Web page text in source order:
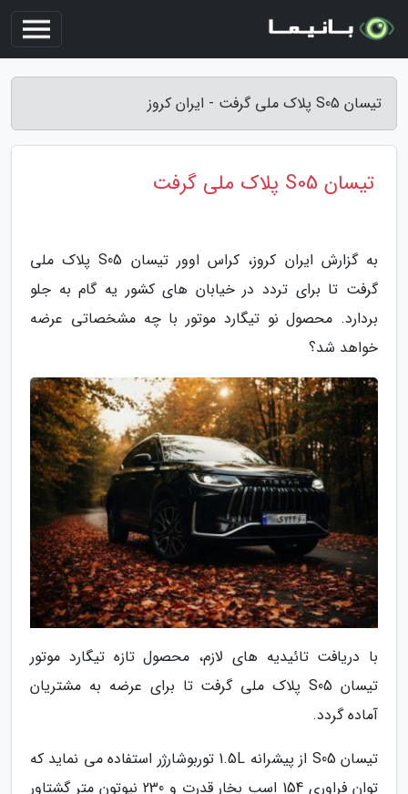
تیسان S05 پلاک ملی گرفت - ایران کروز
تیسان S05 پلاک ملی گرفت
به گزارش ایران کروز، کراس اوور تیسان S05 پلاک ملی
گرفت تا برای تردد در خیابان های کشور یه گام به جلو
بردارد. محصول نو تیگارد موتور با چه مشخصاتی عرضه
خواهد شد؟
با دریافت تائیدیه های لازم، محصول تازه تیگارد موتور
تیسان S05 پلاک ملی گرفت تا برای عرضه به مشتریان
آماده گردد.
تیسان S05 از پیشرانه 1.5L توربوشارژر استفاده می نماید که
توان فراوری 154 اسب بخار قدرت و 230 نیوتون متر گشتاور